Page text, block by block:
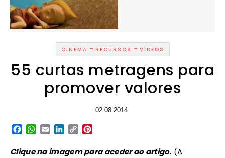
CINEMA - RECURSOS - VÍDEOS
55 curtas metragens para
promover valores
02.08.2014
Facebook
WhatsApp
EmailLinkedIn
Copy
Clique na imagem para aceder ao artigo. (A